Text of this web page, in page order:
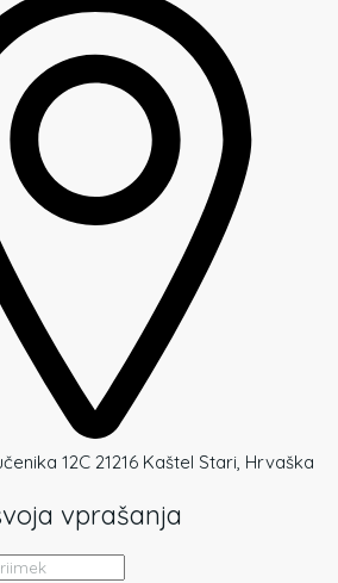
12C 21216 Kaštel Stari, Hrvaška
vprašanja